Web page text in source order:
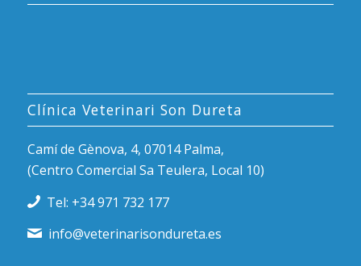
Clínica Veterinari Son Dureta
Camí de Gènova, 4, 07014 Palma,
(Centro Comercial Sa Teulera, Local 10)
Tel: +34 971 732 177
info@veterinarisondureta.es